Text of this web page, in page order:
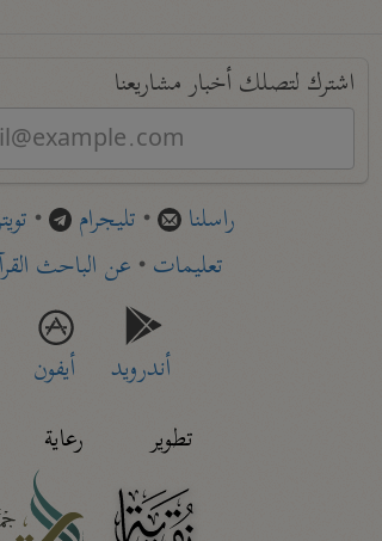
اشترك لتصلك أخبار مشاريعنا
راسلنا • تليجرام •
تعليمات• عن الباحث
أندرويد
أيفون
تطوير
رعاية